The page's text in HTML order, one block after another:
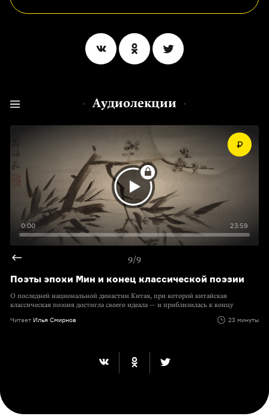
Аудиолекции
0:00 23:59
9/9
Поэты эпохи Мин и конец классической поэзии
О последней национальной династии Китая, при которой китайская
классическая поэзия достигла своего идеала — и приблизилась к концу
Читает Илья Смирнов 23 минуты